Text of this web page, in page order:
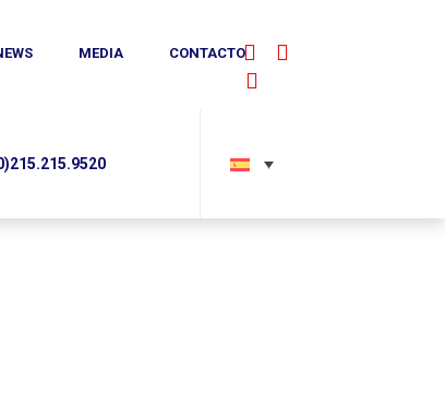
MEDIA CONTACTO
FacebookYouTube
Linkedin